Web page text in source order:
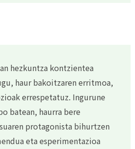
hezkuntza kontzientea
haur bakoitzaren erritmoa,
errespetatuz. Ingurune
batean, haurra bere
protagonista bihurtzen
eta esperimentazioa